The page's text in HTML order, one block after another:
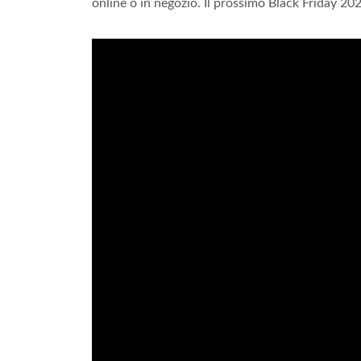
online o in negozio. Il prossimo Black Friday